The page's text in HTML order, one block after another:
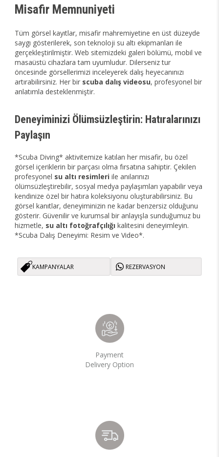
Misafir Memnuniyeti
Tüm görsel kayıtlar, misafir mahremiyetine en üst düzeyde
saygı gösterilerek, son teknoloji su altı ekipmanları ile
gerçekleştirilmiştir. Web sitemizdeki galeri bölümü, mobil ve
masaüstü cihazlara tam uyumludur. Dilerseniz tur
öncesinde görsellerimizi inceleyerek dalış heyecanınızı
artırabilirsiniz. Her bir scuba dalış videosu, profesyonel bir
anlatımla desteklenmiştir.
Deneyiminizi Ölümsüzleştirin: Hatıralarınızı
Paylaşın
*Scuba Diving* aktivitemize katılan her misafir, bu özel
görsel içeriklerin bir parçası olma fırsatına sahiptir. Çekilen
profesyonel su altı resimleri ile anılarınızı
ölümsüzleştirebilir, sosyal medya paylaşımları yapabilir veya
kendinize özel bir hatıra koleksiyonu oluşturabilirsiniz. Bu
görsel kanıtlar, deneyiminizin ne kadar benzersiz olduğunu
gösterir. Güvenilir ve kurumsal bir anlayışla sunduğumuz bu
hizmetle, su altı fotoğrafçılığı kalitesini deneyimleyin.
*Scuba Dalış Deneyimi: Resim ve Video*.
KAMPANYALAR REZERVASYON
Payment
Delivery Option